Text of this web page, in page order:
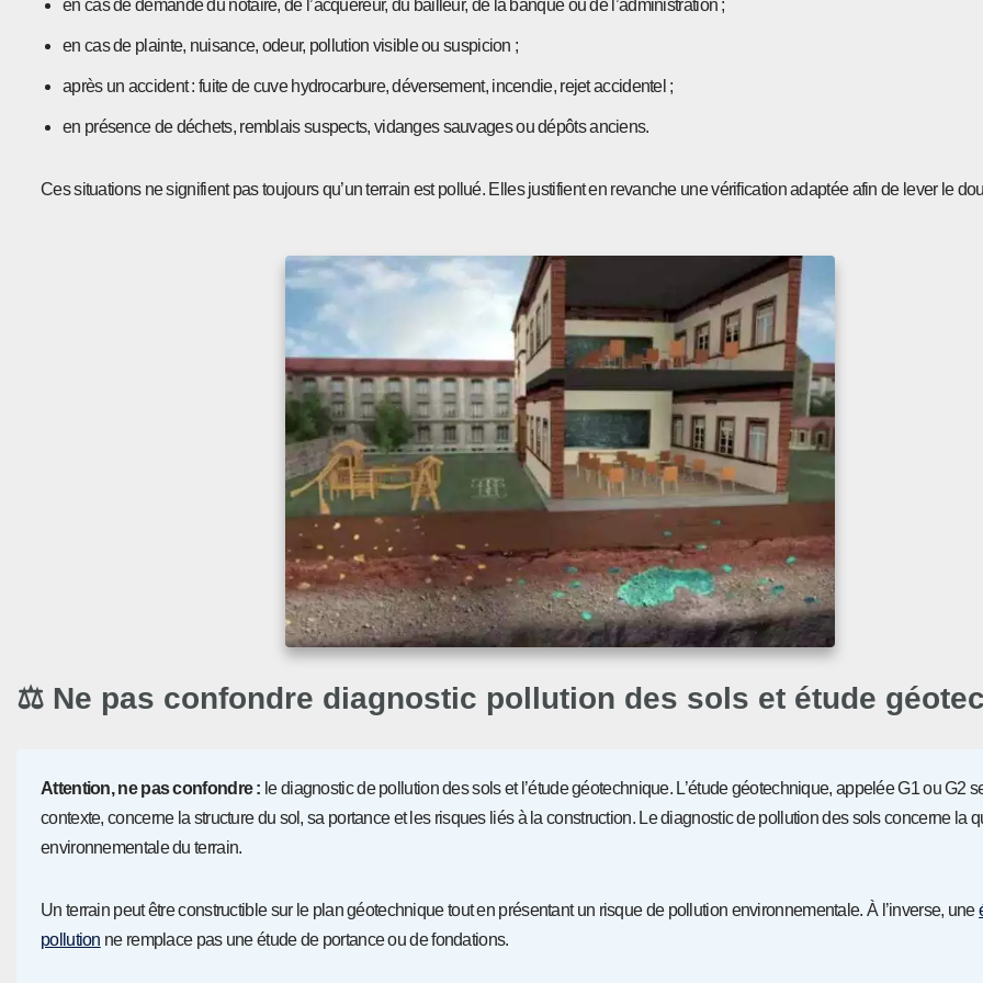
en cas de demande du notaire, de l’acquéreur, du bailleur, de la banque ou de l’administration ;
en cas de plainte, nuisance, odeur, pollution visible ou suspicion ;
après un accident : fuite de cuve hydrocarbure, déversement, incendie, rejet accidentel ;
en présence de déchets, remblais suspects, vidanges sauvages ou dépôts anciens.
Ces situations ne signifient pas toujours qu’un terrain est pollué. Elles justifient en revanche une vérification adaptée afin de lever le
⚖️ Ne pas confondre diagnostic pollution des sols et étude
Attention, ne pas confondre : le diagnostic de pollution des sols et l’étude géotechnique. L’étude géotechnique, appelée G1 ou G2
contexte, concerne la structure du sol, sa portance et les risques liés à la construction. Le diagnostic de pollution des sols concerne la
environnementale du terrain.
Un terrain peut être constructible sur le plan géotechnique tout en présentant un risque de pollution environnementale. À l’inverse, une
pollution ne remplace pas une étude de portance ou de fondations.